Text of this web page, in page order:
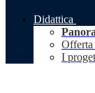
Didattica
Offerta
I